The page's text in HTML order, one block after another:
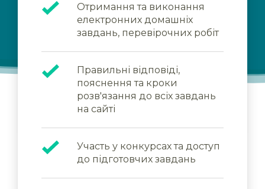
Отримання та виконання
електронних домашніх
завдань, перевірочних робіт
Правильні відповіді,
пояснення та кроки
розв'язання до всіх завдань
на сайті
Участь у конкурсах та доступ
до підготовчих завдань